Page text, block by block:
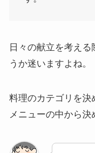
日々の献立を考え
うか迷いますよね。
料理のカテゴリを
メニューの中から決